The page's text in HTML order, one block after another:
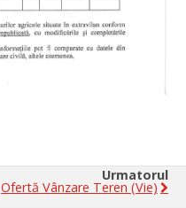
Urmatorul
Ofertă Vânzare Teren (vie)